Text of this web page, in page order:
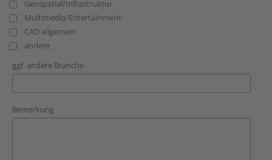
Geospatial/Infrastruktur
Multimedia/Entertainment
CAD allgemein
andere
ggf. andere Branche
Bemerkung